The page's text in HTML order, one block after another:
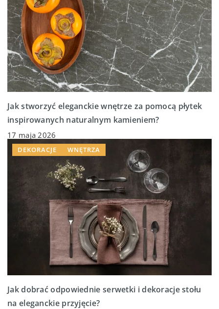
Jak stworzyć eleganckie wnętrze za pomocą płytek
inspirowanych naturalnym kamieniem?
17 maja 2026
DEKORACJE WNĘTRZA
Jak dobrać odpowiednie serwetki i dekoracje stołu
na eleganckie przyjęcie?